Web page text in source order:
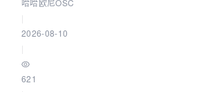
哈哈欧尼OSC
2026-08-10
621